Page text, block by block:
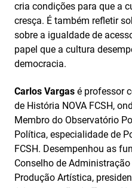
cria condições para que a
cresça. É também refletir
sobre a igual­dade de
papel que a cultura
democracia.
Carlos Vargas é professor
de História NOVA FCSH,
Membro do Observatório
Política, especialidade de
FCSH. Desempenhou as
Conselho de
Produção Artística,